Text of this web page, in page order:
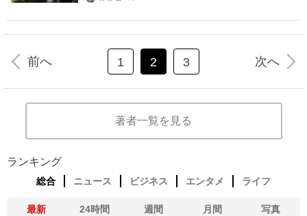
前へ 1 2 3 次へ
著者一覧を見る
ランキング
総合 ニュース ビジネス エンタメ ライフ
最新 24時間 週間 月間 写真